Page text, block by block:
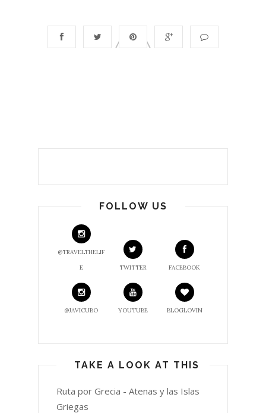
FOLLOW US
@TRAVELTHELIF
E
TWITTER FACEBOOK
@JAVICUBO YOUTUBE BLOGLOVIN
TAKE A LOOK AT THIS
Ruta por Grecia - Atenas y las Islas
Griegas